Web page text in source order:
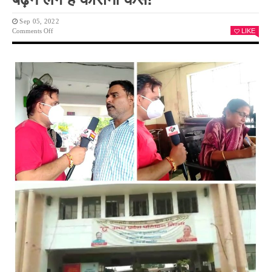
Sep 05, 2022
Comments OffOn
जा
रही
है
“लापरवाही”
कई
देशों
में
भयानक
तरीके
से
लगे
हैं
केस!
LIKE